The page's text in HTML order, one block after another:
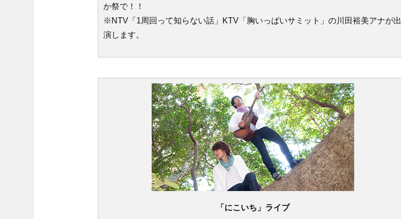
か祭で！！
※NTV「1周回って知らない話」KTV「胸いっぱいサミット」の川田裕美アナが出
演します。
「にこいち」ライブ